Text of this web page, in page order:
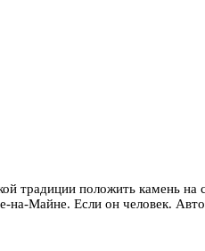
традиции положить камень на
на-Майне. Если он человек.